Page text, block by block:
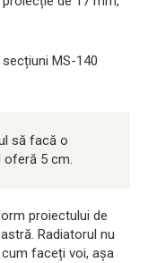
MS-140
să facă o
oferă 5 cm.
proiectului de
Radiatorul nu
cum faceți voi, așa